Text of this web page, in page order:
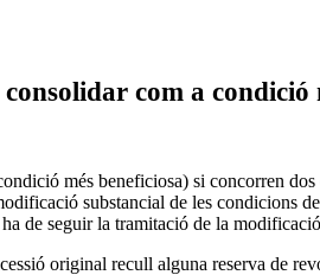
com a
més beneficiosa) si concorren
substancial de les condicions
de seguir la tramitació de la
original recull alguna reserva de